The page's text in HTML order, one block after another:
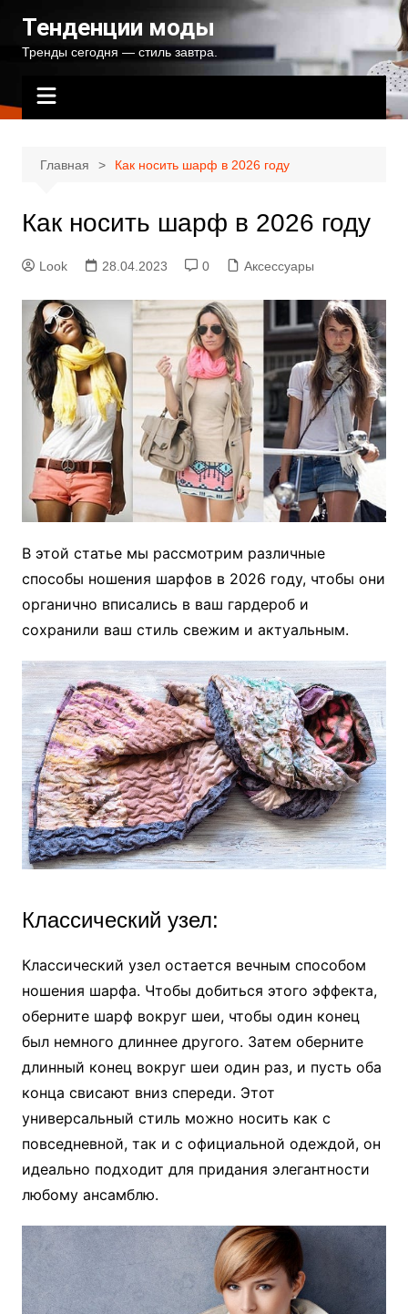
содержимому
Тенденции моды
Тренды сегодня — стиль завтра.
Главная Как носить шарф в 2026 году
Как носить шарф в 2026 году
Look 28.04.2023 0 Аксессуары
В этой статье мы рассмотрим различные
способы ношения шарфов в 2026 году, чтобы они
органично вписались в ваш гардероб и
сохранили ваш стиль свежим и актуальным.
Классический узел:
Классический узел остается вечным способом
ношения шарфа. Чтобы добиться этого эффекта,
оберните шарф вокруг шеи, чтобы один конец
был немного длиннее другого. Затем оберните
длинный конец вокруг шеи один раз, и пусть оба
конца свисают вниз спереди. Этот
универсальный стиль можно носить как с
повседневной, так и с официальной одеждой, он
идеально подходит для придания элегантности
любому ансамблю.